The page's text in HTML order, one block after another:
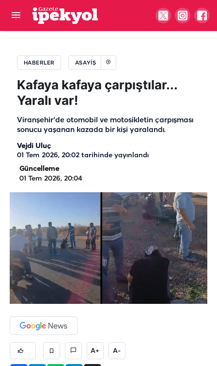
HABERLER ASAYIŞ
Kafaya kafaya çarpıştılar...
Yaralı var!
Viranşehir'de otomobil ve motosikletin çarpışması
sonucu yaşanan kazada bir kişi yaralandı.
Vejdi Uluç
01 Tem 2026, 20:02 tarihinde yayınlandı
Güncelleme
01 Tem 2026, 20:04
A+ A-
Zehir tacirlerine Şanlıurfa dahil 71 ilde darbe!